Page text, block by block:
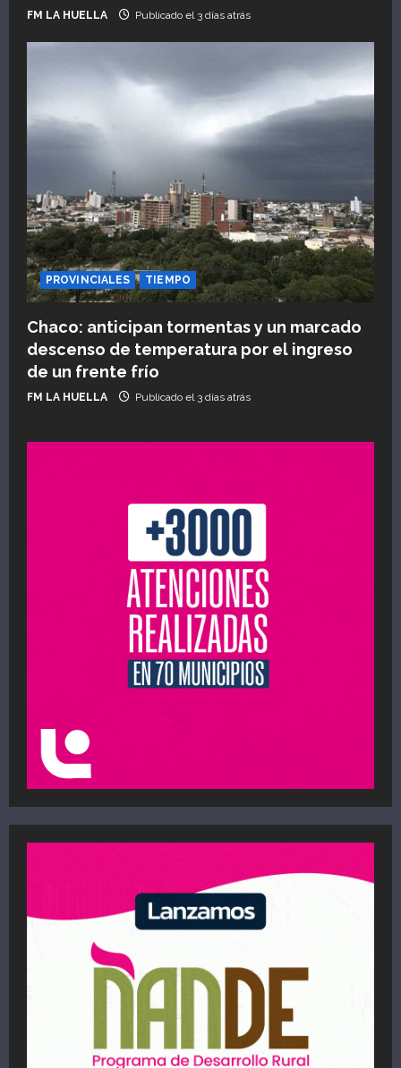
FM LA HUELLA Publicado el 3 días atrás
PROVINCIALES TIEMPO
Chaco: anticipan tormentas y un marcado
descenso de temperatura por el ingreso
de un frente frío
FM LA HUELLA Publicado el 3 días atrás